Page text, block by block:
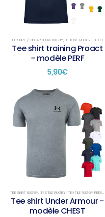
TEE SHIRT / DÉBARDEURS RUGBY, TEXTILE RUGBY, TEXTILE RUGBY TRAINING
Tee shirt training Proact
- modèle PERF
5,90€
produit
plusieurs
variations.
options
peuvent
choisies
la
produit
plusieurs
variations.
options
peuvent
choisies
la
TEE SHIRT RUGBY, TEXTILE RUGBY, TEXTILE RUGBY PRÉSENTATION
Tee shirt Under Armour -
modèle CHEST